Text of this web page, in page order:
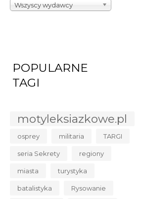
Wszyscy wydawcy
POPULARNE
TAGI
motyleksiazkowe.pl
osprey militaria TARGI
seria Sekrety regiony
miasta turystyka
batalistyka Rysowanie